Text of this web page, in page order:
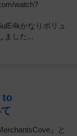
watch?
かなりボリュ
ました...
to
』と